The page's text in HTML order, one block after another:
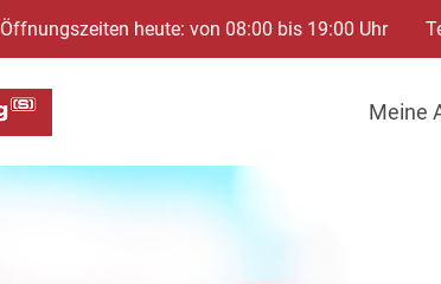
Öffnungszeiten heute: von 08:00 bis 19:00 Uhr
Meine